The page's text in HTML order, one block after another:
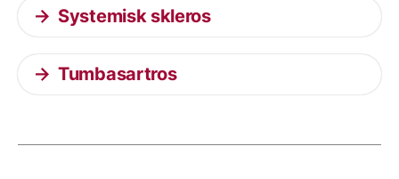
Systemisk skleros
Tumbasartros